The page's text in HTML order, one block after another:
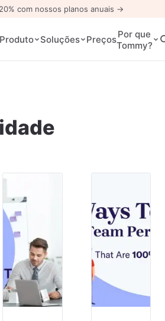
com nossos planos anuais →
Soluções PreçosPor que
Tommy?